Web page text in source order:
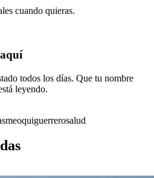
cuando quieras.
todos los días. Que tu nombre
leyendo.
meoquiguerrerosalud